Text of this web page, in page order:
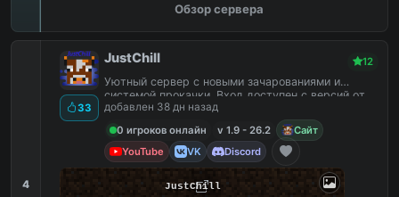
Обзор сервера
4
33
JustChill 12
Уютный сервер с новыми зачарованиями и
системой прокачки. Вход доступен с версий от
1.9 до 26.2
добавлен 38 дн назад
0 игроков онлайн
v 1.9 - 26.2
Сайт
YouTube
VK Discord
JustChill